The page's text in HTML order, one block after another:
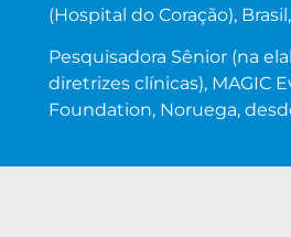
(Hospital do Coração),
Pesquisadora Sênior (na
diretrizes clínicas), MAGIC
Foundation, Noruega,